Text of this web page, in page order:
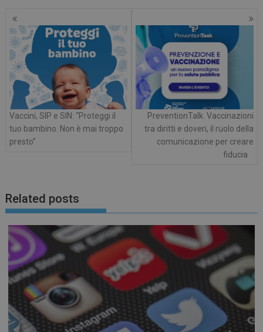
Vaccini, SIP e SIN: “Proteggi il
tuo bambino. Non è mai troppo
presto”
PreventionTalk. Vaccinazioni
tra diritti e doveri, il ruolo della
comunicazione per creare
fiducia
Related posts